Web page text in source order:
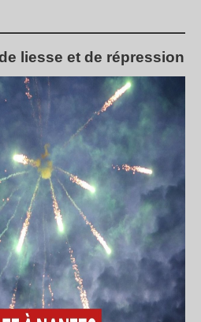
liesse et de répression